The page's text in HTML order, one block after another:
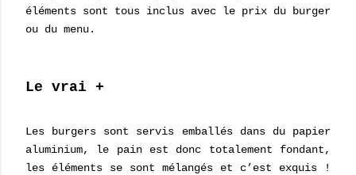
éléments sont tous inclus avec le prix du burger
ou du menu.
Le vrai +
Les burgers sont servis emballés dans du papier
aluminium, le pain est donc totalement fondant,
les éléments se sont mélangés et c’est exquis !